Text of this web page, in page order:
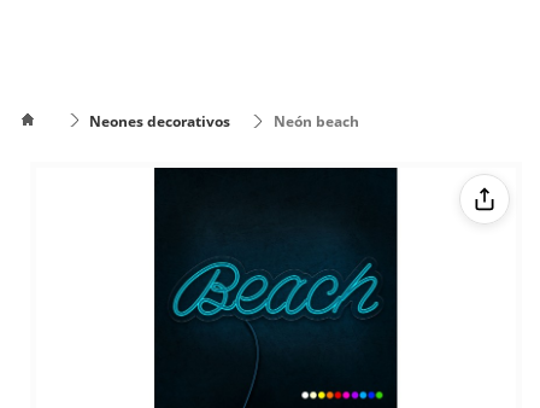
Neones decorativos Neón beach
Cómo cambiar